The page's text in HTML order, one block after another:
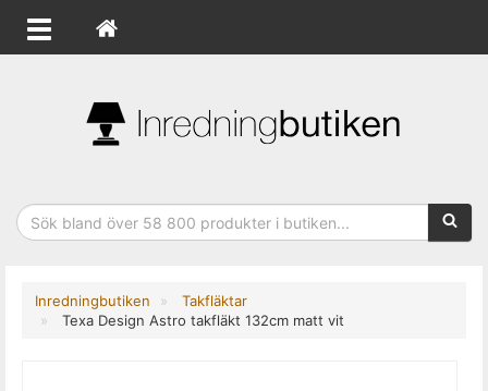
Inredningbutiken
Takfläktar
Texa Design Astro takfläkt 132cm matt vit